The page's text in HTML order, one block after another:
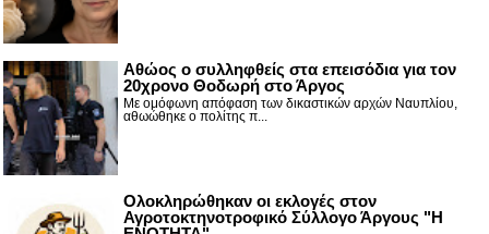
Αθώος ο συλληφθείς στα επεισόδια για τον
20χρονο Θοδωρή στο Άργος
Με ομόφωνη απόφαση των δικαστικών αρχών Ναυπλίου,
αθωώθηκε ο πολίτης π...
Ολοκληρώθηκαν οι εκλογές στον
Αγροτοκτηνοτροφικό Σύλλογο Άργους "Η